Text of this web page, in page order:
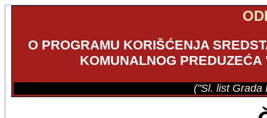
O PROGRAMU KORIŠĆENJA
KOMUNALNOG
("Sl. list Grada